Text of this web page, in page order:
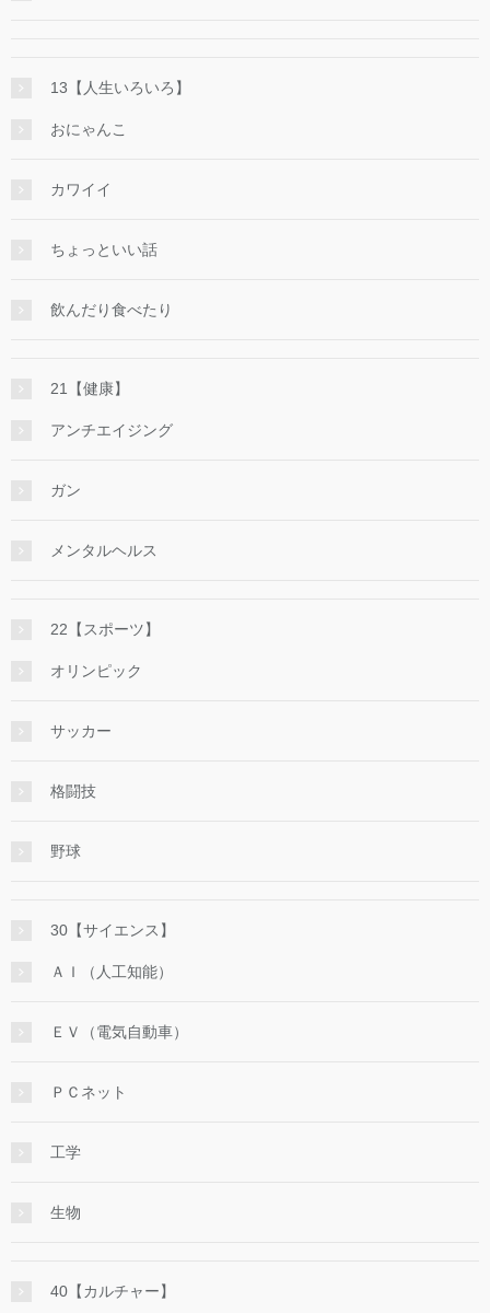
13【人生いろいろ】
おにゃんこ
カワイイ
ちょっといい話
飲んだり食べたり
21【健康】
アンチエイジング
ガン
メンタルヘルス
22【スポーツ】
オリンピック
サッカー
格闘技
野球
30【サイエンス】
ＡＩ（人工知能）
ＥＶ（電気自動車）
ＰＣネット
工学
生物
40【カルチャー】